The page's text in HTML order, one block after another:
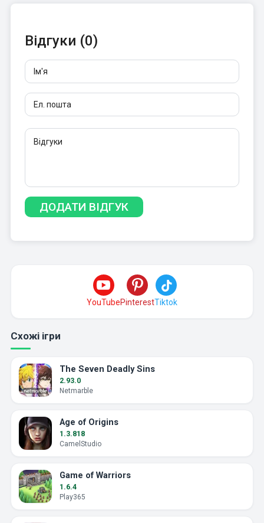
Відгуки (0)
Ім'я
Ел. пошта
Відгуки
Щонайменше 10 символів. Посилання не дозволені.
YouTubePinterestTiktok
Схожі ігри
The Seven Deadly Sins
2.93.0
Netmarble
Age of Origins
1.3.818
CamelStudio
Game of Warriors
1.6.4
Play365